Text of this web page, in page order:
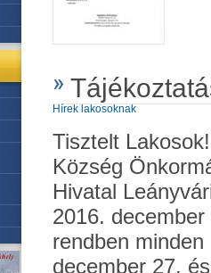
Hírek lakosoknak
Tisztelt
Község
Hivatal
2016.
rendben
december 27.